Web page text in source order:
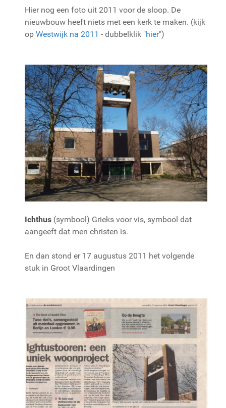
Hier nog een foto uit 2011 voor de sloop. De
nieuwbouw heeft niets met een kerk te maken. (kijk
op Westwijk na 2011 - dubbelklik "hier")
Ichthus (symbool) Grieks voor vis, symbool dat
aangeeft dat men christen is.
En dan stond er 17 augustus 2011 het volgende
stuk in Groot Vlaardingen